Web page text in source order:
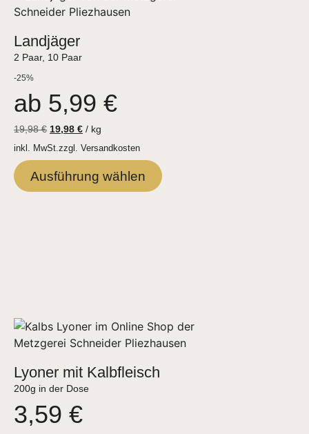
Landjäger
2 Paar, 10 Paar
-25%
ab 5,99 €
19,98€ 19,98 € / kg
inkl. MwSt.zzgl. Versandkosten
Ausführung wählen
Lyoner mit Kalbfleisch
200g in der Dose
3,59 €